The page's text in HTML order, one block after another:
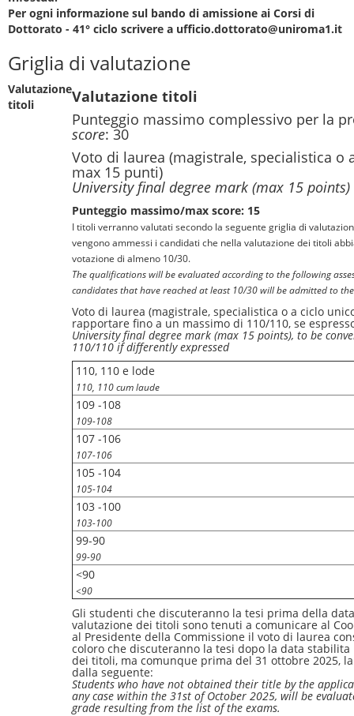
Per ogni informazione sul bando di amissione ai Corsi di
Dottorato - 41° ciclo scrivere a ufficio.dottorato@uniroma1.it
Griglia di valutazione
Valutazione
titoli
Valutazione titoli
Punteggio massimo complessivo per la
score: 30
Voto di laurea (magistrale, specialistica o
max 15 punti)
University final degree mark (max 15 points)
Punteggio massimo/max score: 15
I titoli verranno valutati secondo la seguente griglia di
vengono ammessi i candidati che nella valutazione dei titoli
votazione di almeno 10/30.
The qualifications will be evaluated according to the following
candidates that have reached at least 10/30 will be admitted to
Voto di laurea (magistrale, specialistica o a ciclo
rapportare fino a un massimo di 110/110, se
University final degree mark (max 15 points), to be
110/110 if differently expressed
110, 110 e lode
110, 110 cum laude
109 -108
109-108
107 -106
107-106
105 -104
105-104
103 -100
103-100
99-90
99-90
<90
<90
Gli studenti che discuteranno la tesi prima della
valutazione dei titoli sono tenuti a comunicare al
al Presidente della Commissione il voto di laurea
coloro che discuteranno la tesi dopo la data
dei titoli, ma comunque prima del 31 ottobre 2025,
dalla seguente:
Students who have not obtained their title by the
any case within the 31st of October 2025, will be
grade resulting from the list of the exams.